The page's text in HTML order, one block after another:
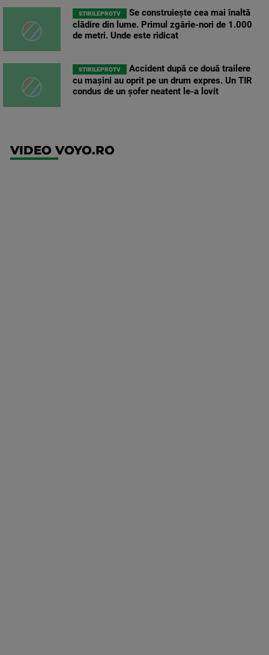
STIRILEPROTV
Se construiește cea mai înaltă
clădire din lume. Primul zgârie-nori de 1.000
de metri. Unde este ridicat
STIRILEPROTV
Accident după ce două trailere
cu mașini au oprit pe un drum expres. Un TIR
condus de un șofer neatent le-a lovit
VIDEO VOYO.RO